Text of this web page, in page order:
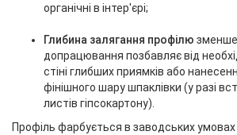
органічні в інтер'єрі;
Глибина залягання профілю
допрацювання позбавляє від
стіні глибших приямків або
фінішного шару шпаклівки (у разі
листів гіпсокартону).
Профіль фарбується в заводських